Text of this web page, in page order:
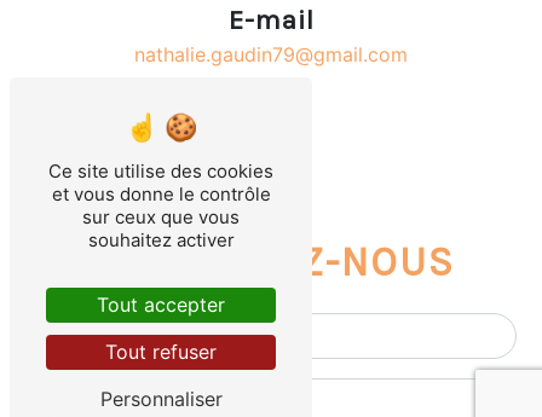
E-mail
nathalie.gaudin79@gmail.com
CONTACTEZ-NOUS
Ce site utilise des cookies
et vous donne le contrôle
sur ceux que vous
souhaitez activer
Tout accepter
Tout refuser
Personnaliser